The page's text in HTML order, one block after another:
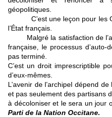
géopolitiques.
C’est une leçon pour les
l’État français.
Malgré la satisfaction de
française, le processus d’auto-
pas terminé.
C’est un droit imprescriptible
d’eux-mêmes.
L’avenir de l’archipel dépend
et pas seulement des partisans
à décoloniser et le sera un jour
Parti de la Nation Occitane.